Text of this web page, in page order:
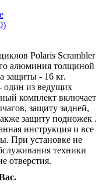
)
Polaris Scrambler
алюминия толщиной
защиты - 16 кг.
из ведущих
комплект включает
защиту задней,
защиту подножек .
инструкция и все
При установке не
техники
отверстия.